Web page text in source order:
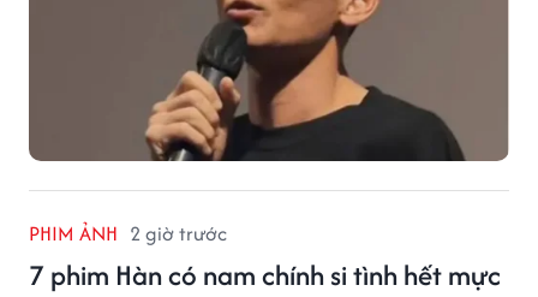
PHIM ẢNH 2 giờ trước
7 phim Hàn có nam chính si tình hết mực